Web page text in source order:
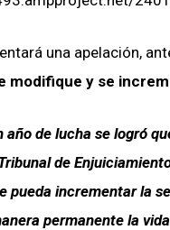
una apelación,
modifique y se
año de lucha se logró
de
pueda incrementar la
permanente la